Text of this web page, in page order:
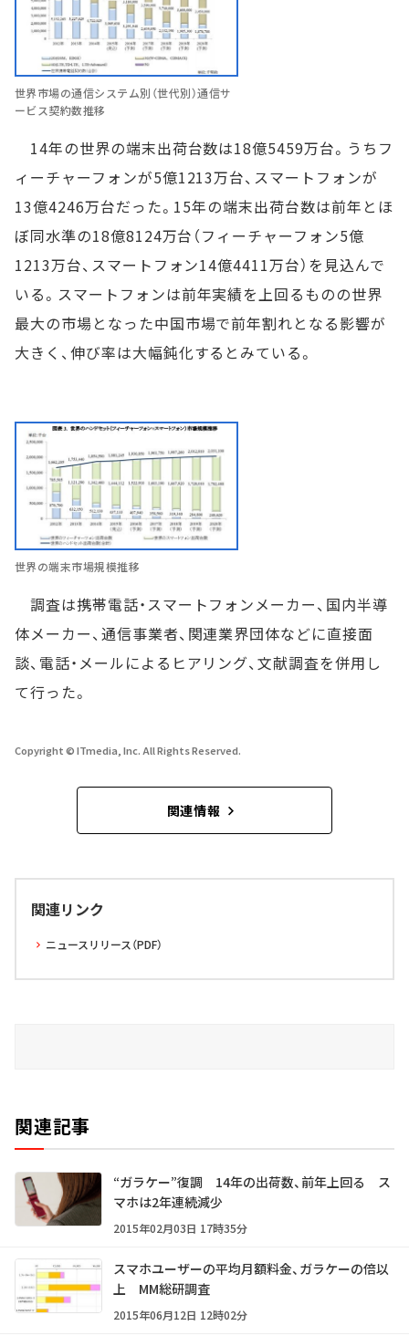
世界市場の通信システム別（世代別）通信サ
ービス契約数推移
14年の世界の端末出荷台数は18億5459万台。うちフ
ィーチャーフォンが5億1213万台、スマートフォンが
13億4246万台だった。15年の端末出荷台数は前年とほ
ぼ同水準の18億8124万台（フィーチャーフォン5億
1213万台、スマートフォン14億4411万台）を見込んで
いる。スマートフォンは前年実績を上回るものの世界
最大の市場となった中国市場で前年割れとなる影響が
大きく、伸び率は大幅鈍化するとみている。
世界の端末市場規模推移
調査は携帯電話・スマートフォンメーカー、国内半導
体メーカー、通信事業者、関連業界団体などに直接面
談、電話・メールによるヒアリング、文献調査を併用し
て行った。
Copyright © ITmedia, Inc. All Rights Reserved.
関連情報
関連リンク
ニュースリリース（PDF）
関連記事
“ガラケー”復調 14年の出荷数、前年上回る ス
マホは2年連続減少
2015年02月03日 17時35分
スマホユーザーの平均月額料金、ガラケーの倍以
上 MM総研調査
2015年06月12日 12時02分